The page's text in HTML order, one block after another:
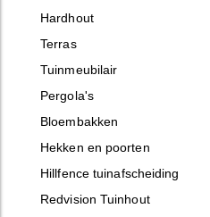
Hardhout
Terras
Tuinmeubilair
Pergola's
Bloembakken
Hekken en poorten
Hillfence tuinafscheiding
Redvision Tuinhout